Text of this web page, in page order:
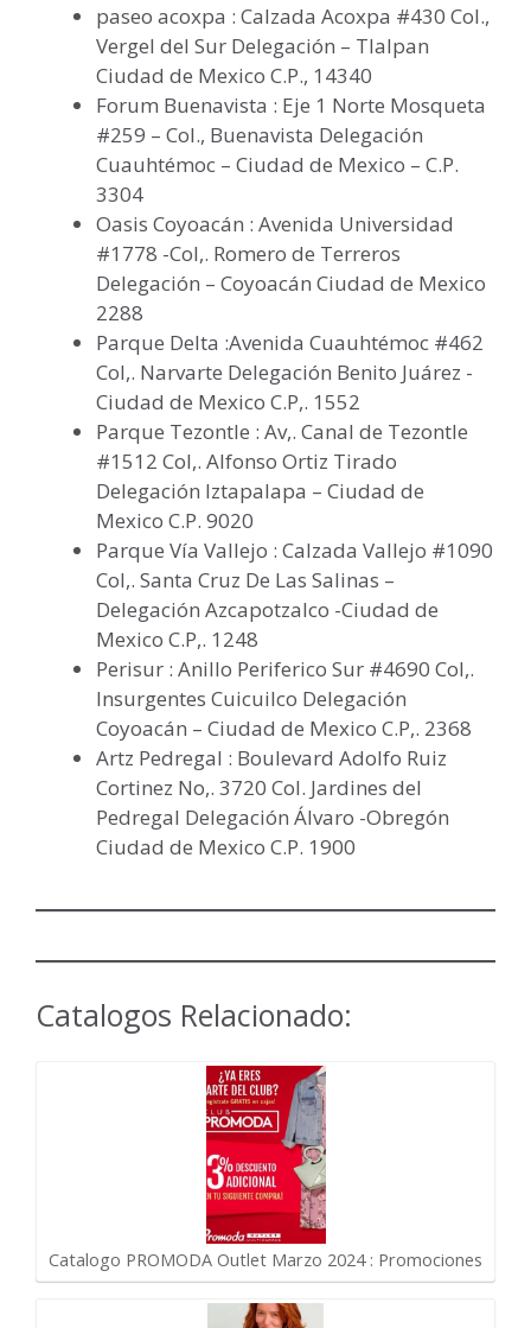
paseo acoxpa : Calzada Acoxpa #430 Col.,
Vergel del Sur Delegación – Tlalpan
Ciudad de Mexico C.P., 14340
Forum Buenavista : Eje 1 Norte Mosqueta
#259 – Col., Buenavista Delegación
Cuauhtémoc – Ciudad de Mexico – C.P.
3304
Oasis Coyoacán : Avenida Universidad
#1778 -Col,. Romero de Terreros
Delegación – Coyoacán Ciudad de Mexico
2288
Parque Delta :Avenida Cuauhtémoc #462
Col,. Narvarte Delegación Benito Juárez -
Ciudad de Mexico C.P,. 1552
Parque Tezontle : Av,. Canal de Tezontle
#1512 Col,. Alfonso Ortiz Tirado
Delegación Iztapalapa – Ciudad de
Mexico C.P. 9020
Parque Vía Vallejo : Calzada Vallejo #1090
Col,. Santa Cruz De Las Salinas –
Delegación Azcapotzalco -Ciudad de
Mexico C.P,. 1248
Perisur : Anillo Periferico Sur #4690 Col,.
Insurgentes Cuicuilco Delegación
Coyoacán – Ciudad de Mexico C.P,. 2368
Artz Pedregal : Boulevard Adolfo Ruiz
Cortinez No,. 3720 Col. Jardines del
Pedregal Delegación Álvaro -Obregón
Ciudad de Mexico C.P. 1900
Catalogos Relacionado:
Catalogo PROMODA Outlet Marzo 2024 : Promociones